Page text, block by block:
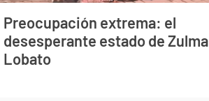
Preocupación extrema: el
desesperante estado de Zulma
Lobato